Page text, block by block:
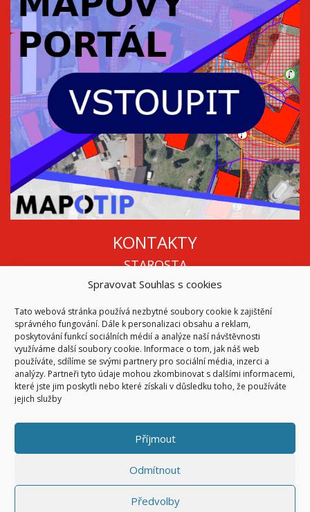
Spravovat Souhlas s cookies
Tato webová stránka používá nezbytné soubory cookie k zajištění
správného fungování. Dále k personalizaci obsahu a reklam,
poskytování funkcí sociálních médií a analýze naší návštěvnosti
využíváme další soubory cookie. Informace o tom, jak náš web
používáte, sdílíme se svými partnery pro sociální média, inzerci a
analýzy. Partneři tyto údaje mohou zkombinovat s dalšími informacemi,
které jste jim poskytli nebo které získali v důsledku toho, že používáte
jejich služby
Příjmout
Odmítnout
Předvolby
KONTAKTY
STAROSTA
Mgr. Roman Vala
info@oukojetice.cz
ÚŘEDNÍ HODINY
Po, St: 15:30 - 16:30
Všechny kontakty | Kde nás najdete
© 2026Obec Kojetice na Moravě
Všechna práva vyhrazena
Code & Design bySymphony Digital